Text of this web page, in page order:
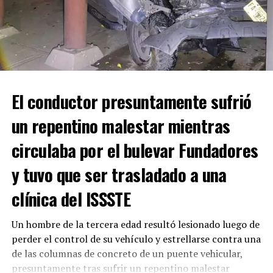
ADVERTISEMENT
UP NEXT
ATACAN A UN JOVEN CON MACHETE
FAMILIA TERMINÓ HOSPITALIZADA POR INTOXICACIÓN
ALIMENTICIA EN PLENO DÍA DE LA CANDELARIA
El conductor presuntamente sufrió
un repentino malestar mientras
circulaba por el bulevar Fundadores
y tuvo que ser trasladado a una
clínica del ISSSTE
Un hombre de la tercera edad resultó lesionado luego de
perder el control de su vehículo y estrellarse contra una
de las columnas de concreto de un puente vehicular,
presuntamente tras sufrir un repentino malestar